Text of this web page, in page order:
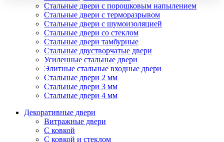
Стальные двери с порошковым напылением
Стальные двери с терморазрывом
Стальные двери с шумоизоляцией
Стальные двери со стеклом
Стальные двери тамбурные
Стальные двустворчатые двери
Усиленные стальные двери
Элитные стальные входные двери
Стальные двери 2 мм
Стальные двери 3 мм
Стальные двери 4 мм
Декоративные двери
Витражные двери
С ковкой
С ковкой и стеклом
использования систем аналитики (например,
Яндекс.Метрика), в соответствии с нашей
обработки персональных данных.
Если вы не хотите, чтобы ваши данные обрабатывались,
настройте ограничения в браузере или покиньте сайт.